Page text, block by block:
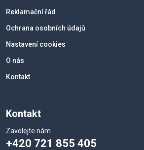
Reklamační řád
Ochrana osobních údajů
Nastavení cookies
O nás
Kontakt
Kontakt
Zavolejte nám
+420 721 855 405